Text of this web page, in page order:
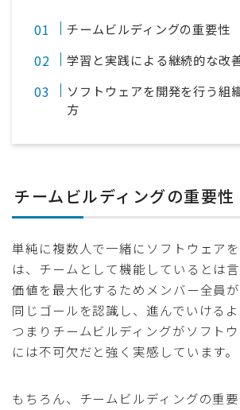
チームビルディングの重要性
学習と実践による継続的な改
ソフトウェアを開発を行う組
方
チームビルディングの重要性
単純に複数人で一緒にソフトウェア
は、チームとして機能しているとは
価値を最大化するためメンバー全員が
同じゴールを認識し、進んでいけるよ
つまりチームビルディングがソフト
には不可欠だと強く実感しています。
もちろん、チームビルディングの重